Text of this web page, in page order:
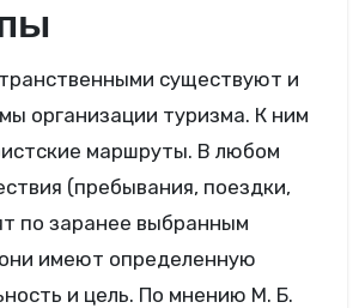
существуют и
организации туризма. К ним
маршруты. В любом
(пребывания, поездки,
по заранее выбранным
имеют определенную
и цель. По мнению М. Б.